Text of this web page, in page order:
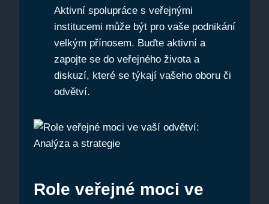
Aktivní spolupráce s veřejnými
institucemi může být pro vaše podnikání
velkým přínosem. Buďte aktivní a
zapojte se do veřejného života a
diskuzí, které se týkají vašeho oboru či
odvětví.
Role veřejné moci ve